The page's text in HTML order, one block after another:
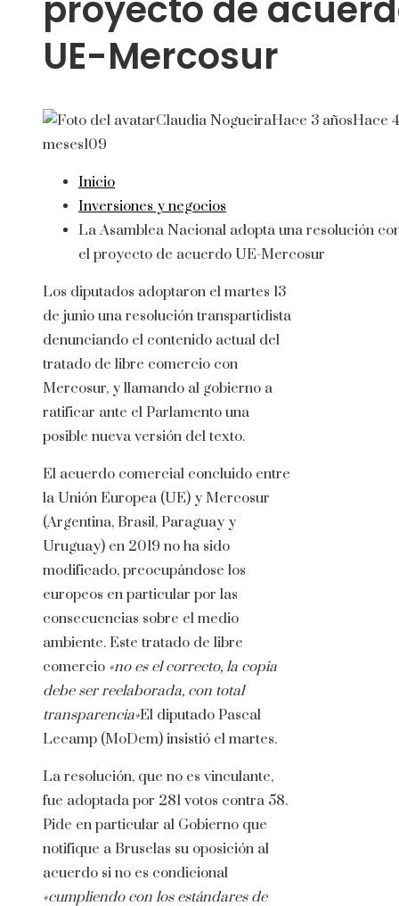
UE-Mercosur
Claudia NogueiraHace 3 añosHace 4
meses109
Inicio
Inversiones y negocios
La Asamblea Nacional adopta una resolución
el proyecto de acuerdo UE-Mercosur
Los diputados adoptaron el martes 13
de junio una resolución transpartidista
denunciando el contenido actual del
tratado de libre comercio con
Mercosur, y llamando al gobierno a
ratificar ante el Parlamento una
posible nueva versión del texto.
El acuerdo comercial concluido entre
la Unión Europea (UE) y Mercosur
(Argentina, Brasil, Paraguay y
Uruguay) en 2019 no ha sido
modificado, preocupándose los
europeos en particular por las
consecuencias sobre el medio
ambiente. Este tratado de libre
comercio «no es el correcto, la copia
debe ser reelaborada, con total
transparencia»El diputado Pascal
Lecamp (MoDem) insistió el martes.
La resolución, que no es vinculante,
fue adoptada por 281 votos contra 58.
Pide en particular al Gobierno que
notifique a Bruselas su oposición al
acuerdo si no es condicional
«cumpliendo con los estándares de